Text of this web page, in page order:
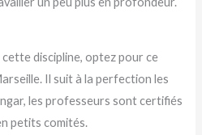
discipline, optez pour ce
Il suit à la perfection les
les professeurs sont certifiés
petits comités.